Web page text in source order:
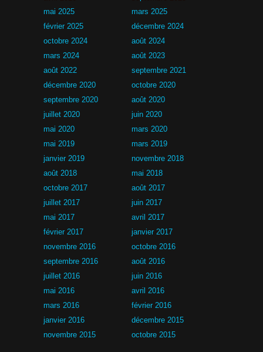
mai 2025
mars 2025
février 2025
décembre 2024
octobre 2024
août 2024
mars 2024
août 2023
août 2022
septembre 2021
décembre 2020
octobre 2020
septembre 2020
août 2020
juillet 2020
juin 2020
mai 2020
mars 2020
mai 2019
mars 2019
janvier 2019
novembre 2018
août 2018
mai 2018
octobre 2017
août 2017
juillet 2017
juin 2017
mai 2017
avril 2017
février 2017
janvier 2017
novembre 2016
octobre 2016
septembre 2016
août 2016
juillet 2016
juin 2016
mai 2016
avril 2016
mars 2016
février 2016
janvier 2016
décembre 2015
novembre 2015
octobre 2015